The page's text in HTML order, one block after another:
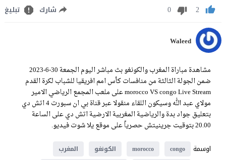
2
0 شارك تبليغ
Waleed
مشاهدة مباراة المغرب والكونغو بث مباشر اليوم الجمعة 30-6-2023
ضمن الجولة الثالثة من منافسات كأس امم افريقيا للشباب لكرة القدم
morocco VS congo Live Stream على ملعب المجمع الرياضي الامير
مولاي عبد الله وسيكون اللقاء منقولا عبر قناة بي ان سبورت 4 اتش دي
بتعليق جواد بدة والرياضية المغربية الارضية اتش دي على الساعة
20.00 بتوقيت جرينيتش حصرياً على موقع يلا شوت فيديو.
اوسمة
congo
morocco الكونغو
المغرب